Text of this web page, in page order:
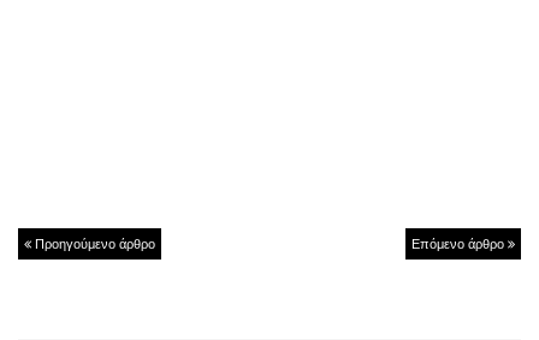
Προηγούμενο άρθρο Επόμενο άρθρο